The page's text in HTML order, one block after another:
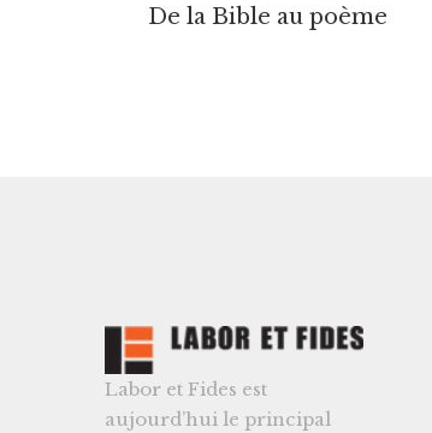
De la Bible au poème
Labor et Fides est
aujourd’hui le principal